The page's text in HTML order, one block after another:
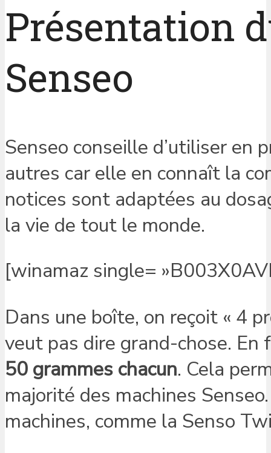
Présentation
Senseo
Senseo conseille d’utiliser en
autres car elle en connaît la
notices sont adaptées au
la vie de tout le monde.
[winamaz single=
Dans une boîte, on reçoit « 4
veut pas dire grand-chose.
50 grammes chacun. Cela
majorité des machines
machines, comme la Senso